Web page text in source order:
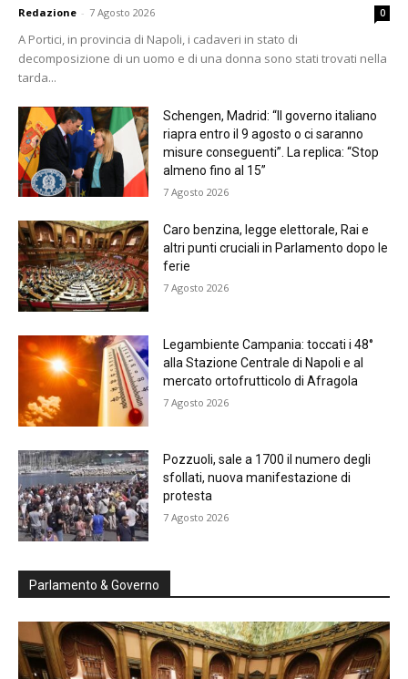
Redazione - 7 Agosto 2026 0
A Portici, in provincia di Napoli, i cadaveri in stato di
decomposizione di un uomo e di una donna sono stati trovati nella
tarda...
Schengen, Madrid: “Il governo italiano
riapra entro il 9 agosto o ci saranno
misure conseguenti”. La replica: “Stop
almeno fino al 15”
7 Agosto 2026
Caro benzina, legge elettorale, Rai e
altri punti cruciali in Parlamento dopo le
ferie
7 Agosto 2026
Legambiente Campania: toccati i 48°
alla Stazione Centrale di Napoli e al
mercato ortofrutticolo di Afragola
7 Agosto 2026
Pozzuoli, sale a 1700 il numero degli
sfollati, nuova manifestazione di
protesta
7 Agosto 2026
Parlamento & Governo